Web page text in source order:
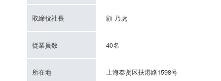
取締役社長 顧 乃虎
従業員数 40名
所在地 上海奉贤区扶港路1598号